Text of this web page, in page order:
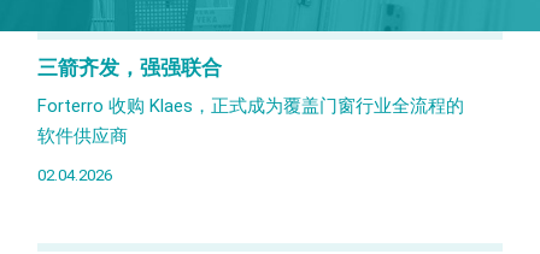
三箭齐发，强强联合
Forterro 收购 Klaes，正式成为覆盖门窗行业全流程的
软件供应商
02.04.2026